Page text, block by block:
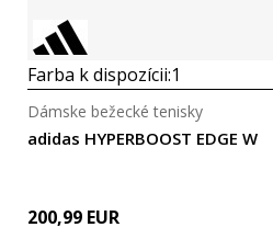
Farba k dispozícii:1
adidas HYPERBOOST EDGE W
Dámske bežecké tenisky
200,99 EUR